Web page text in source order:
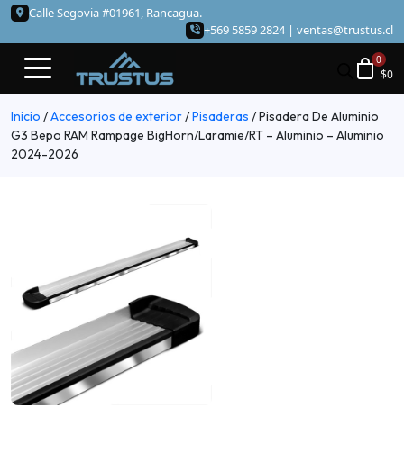
Calle Segovia #01961, Rancagua.
+569 5859 2824 | ventas@trustus.cl
$0
Inicio /Accesorios de exterior/Pisaderas /Pisadera De Aluminio
G3 Bepo RAM Rampage BigHorn/Laramie/RT – Aluminio – Aluminio
2024-2026